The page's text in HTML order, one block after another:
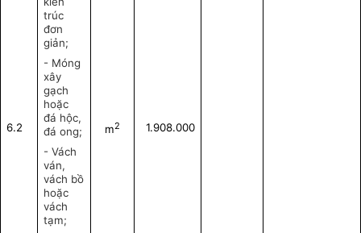
6.2
trúc
đơn
giản;
- Móng
xây
gạch
hoặc
đá hộc,
đá ong;
- Vách
ván,
vách bồ
hoặc
vách
tạm;
m2 1.908.000